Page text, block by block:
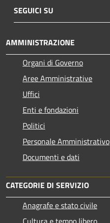
SEGUICI SU
AMMINISTRAZIONE
Organi di Governo
Aree Amministrative
Uffici
Enti e fondazioni
Politici
Personale Amministrativo
Documenti e dati
CATEGORIE DI SERVIZIO
Anagrafe e stato civile